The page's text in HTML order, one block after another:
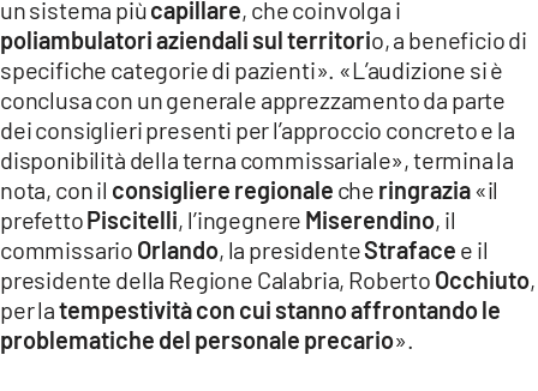
un sistema piùcapillare, che coinvolga i
poliambulatori aziendali sul territorio, a beneficio di
specifiche categorie di pazienti». «L’audizione si è
conclusa con un generale apprezzamento da parte
dei consiglieri presenti per l’approccio concreto e la
disponibilità della terna commissariale», termina la
nota, con il consigliere regionale che ringrazia«il
prefettoPiscitelli, l’ingegnere Miserendino, il
commissario Orlando, la presidenteStraface e il
presidente della Regione Calabria, Roberto Occhiuto,
per latempestività con cui stanno affrontando le
problematiche del personale precario».